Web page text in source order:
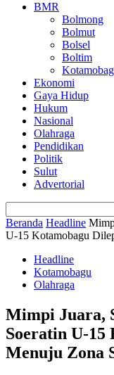
BMR
Bolmong
Bolmut
Bolsel
Boltim
Ekonomi
Gaya Hidup
Hukum
Nasional
Olahraga
Pendidikan
Politik
Sulut
Advertorial
Beranda Headline
U-15 Kotamobagu
Headline
Kotamobagu
Olahraga
Mimpi Juara,
Soeratin U-15
Menuju Zona